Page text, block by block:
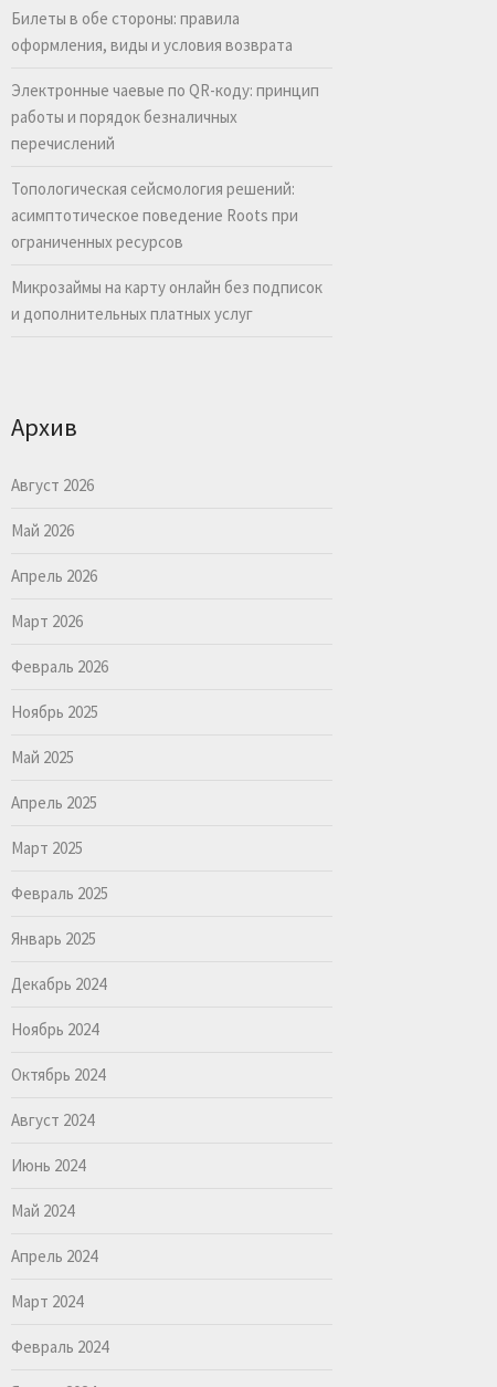
Билеты в обе стороны: правила
оформления, виды и условия возврата
Электронные чаевые по QR-коду: принцип
работы и порядок безналичных
перечислений
Топологическая сейсмология решений:
асимптотическое поведение Roots при
ограниченных ресурсов
Микрозаймы на карту онлайн без подписок
и дополнительных платных услуг
Архив
Август 2026
Май 2026
Апрель 2026
Март 2026
Февраль 2026
Ноябрь 2025
Май 2025
Апрель 2025
Март 2025
Февраль 2025
Январь 2025
Декабрь 2024
Ноябрь 2024
Октябрь 2024
Август 2024
Июнь 2024
Май 2024
Апрель 2024
Март 2024
Февраль 2024